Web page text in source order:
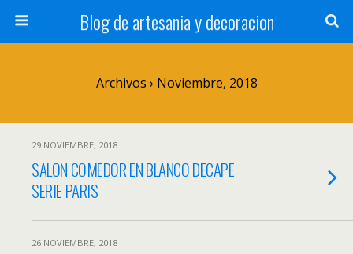
Blog de artesania y decoracion
Archivos › Noviembre, 2018
29 NOVIEMBRE, 2018
SALON COMEDOR EN BLANCO DECAPE
SERIE PARIS
26 NOVIEMBRE, 2018